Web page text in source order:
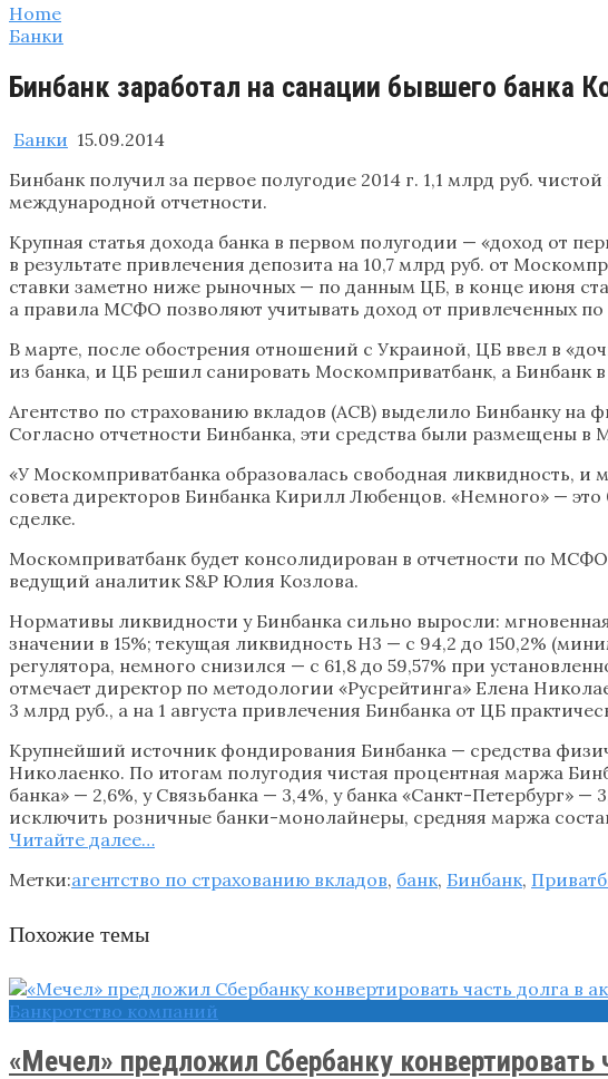
Home
Банки
Бинбанк заработал на санации бывшего банка
Банки 15.09.2014
Бинбанк получил за первое полугодие 2014 г. 1,1 млрд руб.
международной отчетности.
Крупная статья дохода банка в первом полугодии — «доход от
в результате привлечения депозита на 10,7 млрд руб. от
ставки заметно ниже рыночных — по данным ЦБ, в конце июня
а правила МСФО позволяют учитывать доход от привлеченных
В марте, после обострения отношений с Украиной, ЦБ ввел в
из банка, и ЦБ решил санировать Москомприватбанк, а Бинбанк
Агентство по страхованию вкладов (АСВ) выделило Бинбанку на
Согласно отчетности Бинбанка, эти средства были размещены
«У Москомприватбанка образовалась свободная ликвидность,
совета директоров Бинбанка Кирилл Любенцов. «Немного» —
сделке.
Москомприватбанк будет консолидирован в отчетности по МСФО
ведущий аналитик S&P Юлия Козлова.
Нормативы ликвидности у Бинбанка сильно выросли:
значении в 15%; текущая ликвидность Н3 — с 94,2 до 150,2%
регулятора, немного снизился — с 61,8 до 59,57% при
отмечает директор по методологии «Русрейтинга» Елена
3 млрд руб., а на 1 августа привлечения Бинбанка от ЦБ
Крупнейший источник фондирования Бинбанка — средства
Николаенко. По итогам полугодия чистая процентная маржа
банка» — 2,6%, у Связьбанка — 3,4%, у банка «Санкт-
исключить розничные банки-монолайнеры, средняя маржа
Читайте далee…
Метки:агентство по страхованию вкладов, банк, Бинбанк,
Похожие темы
Банкротство компаний
«Мечел» предложил Сбербанку конвертировать